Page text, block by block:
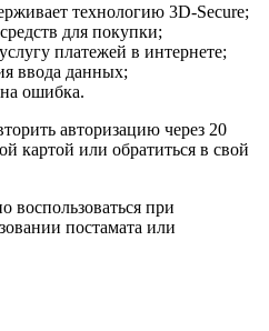
технологию 3D-Secure;
для покупки;
платежей в интернете;
ввода данных;
ошибка.
авторизацию через 20
картой или обратиться в свой
воспользоваться при
постамата или